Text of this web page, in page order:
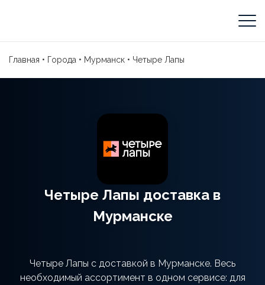
Главная • Города • Мурманск • Четыре Лапы
Четыре Лапы доставка в
Мурманске
Четыре Лапы с доставкой в Мурманске. Весь
необходимый ассортимент в одном сервисе: для